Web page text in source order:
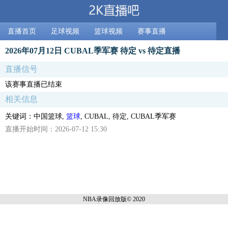
直播首页 足球视频 篮球视频 赛事直播
2026年07月12日 CUBAL季军赛 待定 vs 待定直播
直播信号
该赛事直播已结束
相关信息
关键词：中国篮球, 篮球 , CUBAL, 待定, CUBAL季军赛
直播开始时间：2026-07-12 15:30
NBA录像回放版© 2020